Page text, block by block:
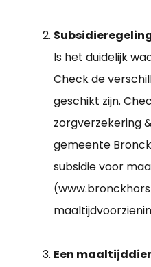
Is het duidelijk
Check de
geschikt zijn.
zorgverzekering
gemeente
subsidie voor
Een